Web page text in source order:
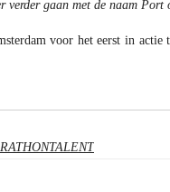
verder gaan met de naam Port
voor het eerst in